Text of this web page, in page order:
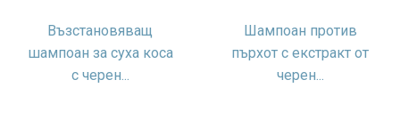
Възстановяващ
шампоан за суха коса
с черен...
Шампоан против
пърхот с екстракт от
черен...